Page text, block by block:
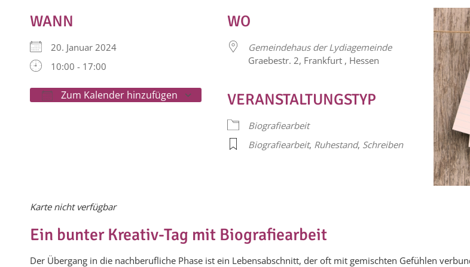
WANN
20. Januar 2024
10:00 - 17:00
Zum Kalender hinzufügen
WO
Gemeindehaus der Lydiagemeinde
Graebestr. 2, Frankfurt , Hessen
VERANSTALTUNGSTYP
Biografiearbeit
Biografiearbeit, Ruhestand, Schreiben
Karte nicht verfügbar
Ein bunter Kreativ-Tag mit Biografiearbeit
Der Übergang in die nachberufliche Phase ist ein Lebensabschnitt, der oft mit gemischten Gefühlen